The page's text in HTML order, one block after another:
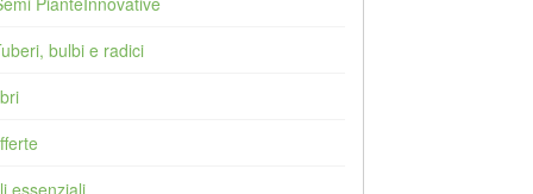
bulbi e radici
essenziali